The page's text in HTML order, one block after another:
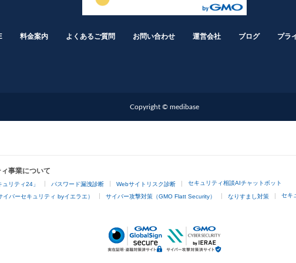
料金案内 よくあるご質問 お問い合わせ 運営会社 ブログ プラ
Copyright © medibase
事業について
リティ24」 パスワード漏洩診断 Webサイトリスク診断 セキュリティ相談AIチャットボット
バーセキュリティ byイエラエ） サイバー攻撃対策（GMO Flatt Security） なりすまし対策 セキ